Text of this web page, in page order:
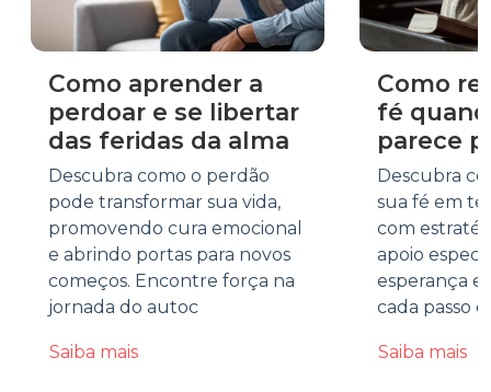
Como aprender a
perdoar e se libertar
das feridas da alma
Descubra como o perdão
pode transformar sua vida,
promovendo cura emocional
e abrindo portas para novos
começos. Encontre força na
jornada do autoc
Saiba mais
Como
fé
parece
Descubra
sua fé em
com
apoio
esperança e
cada passo d
Saiba mais